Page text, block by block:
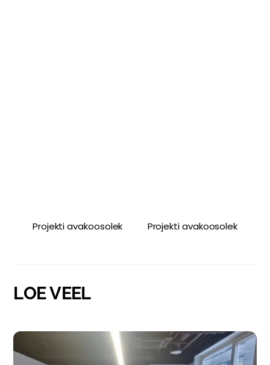
Projekti avakoosolek Projekti avakoosolek
LOE VEEL